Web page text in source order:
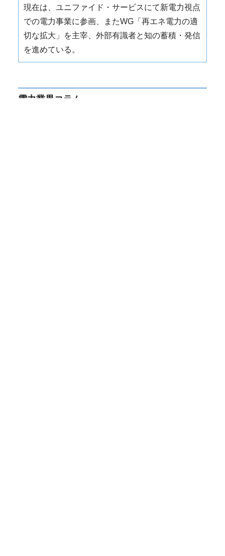
現在は、ユニファイド・サービスにて新電力視点
での電力事業に参画、またWG「再エネ電力の適
切な拡大」を主宰、外部有識者と知の蓄積・発信
を進めている。
電力業界コラム